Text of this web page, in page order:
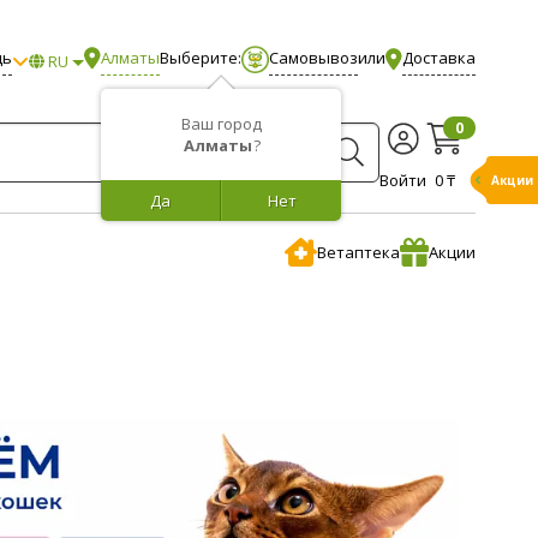
RU Алматы
Ваш город
Алматы?
Нет
Да
Выберите: Самовывозили Доставка
Войти
0
0 ₸
Ветаптека Акции
Акции